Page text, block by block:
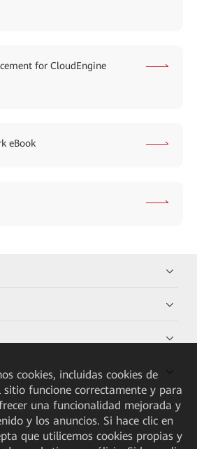
for CloudEngine
eBook
cookies, incluidas cookies de
sitio funcione correctamente y para
una funcionalidad mejorada y
y los anuncios. Si hace clic en
que utilicemos cookies propias y